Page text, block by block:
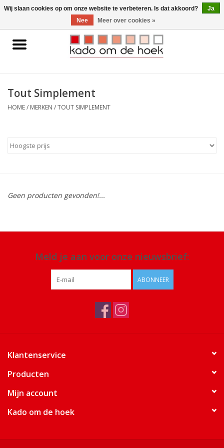
0 Artikelen - €0,00
Home
Gadgets
Tout Simplement
HOME/ MERKEN /TOUT SIMPLEMENT
Geen producten gevonden!...
Meld je aan voor onze nieuwsbrief:
ABONNEER
Klantenservice
Producten
Mijn account
Kado om de hoek
Wij slaan cookies op om onze website te verbeteren. Is dat akkoord?
Ja
Nee
Meer over cookies »